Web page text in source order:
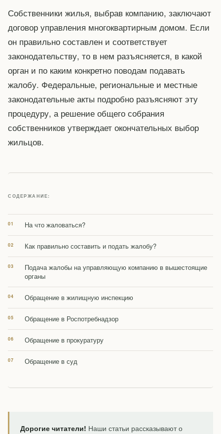
Собственники жилья, выбрав компанию, заключают
договор управления многоквартирным домом. Если
он правильно составлен и соответствует
законодательству, то в нем разъясняется, в какой
орган и по каким конкретно поводам подавать
жалобу. Федеральные, региональные и местные
законодательные акты подробно разъясняют эту
процедуру, а решение общего собрания
собственников утверждает окончательных выбор
жильцов.
СОДЕРЖАНИЕ:
На что жаловаться?
Как правильно составить и подать жалобу?
Подача жалобы на управляющую компанию в вышестоящие
органы
Обращение в жилищную инспекцию
Обращение в Роспотребнадзор
Обращение в прокуратуру
Обращение в суд
Дорогие читатели! Наши статьи рассказывают о